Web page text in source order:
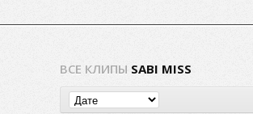
ВСЕ КЛИПЫ SABI MISS